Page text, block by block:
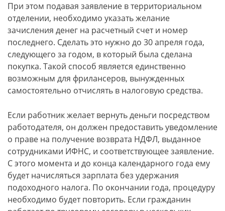
При этом подавая заявление в территориальном
отделении, необходимо указать желание
зачисления денег на расчетный счет и номер
последнего. Сделать это нужно до 30 апреля года,
следующего за годом, в который была сделана
покупка. Такой способ является единственно
возможным для фрилансеров, вынужденных
самостоятельно отчислять в налоговую средства.
Если работник желает вернуть деньги посредством
работодателя, он должен предоставить уведомление
о праве на получение возврата НДФЛ, выданное
сотрудниками ИФНС, и соответствующее заявление.
С этого момента и до конца календарного года ему
будет начисляться зарплата без удержания
подоходного налога. По окончании года, процедуру
необходимо будет повторить. Если гражданин